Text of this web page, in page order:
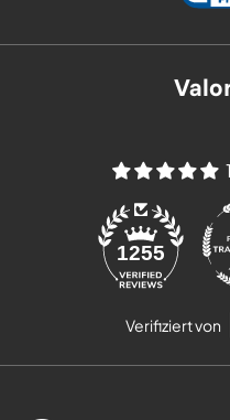
1255
Verifiziert von